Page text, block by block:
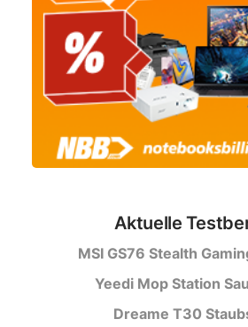
Aktuelle
MSI GS76 Stealth
Yeedi Mop Station
Dreame T30